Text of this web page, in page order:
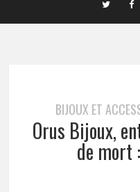
BIJOUX ET
Orus Bijoux,
de mort